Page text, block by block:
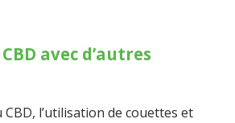
avec d’autres
l’utilisation de couettes et